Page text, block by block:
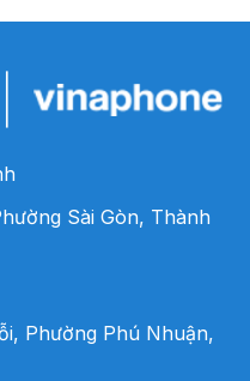
Sài Gòn, Thành
Phường Phú Nhuận,